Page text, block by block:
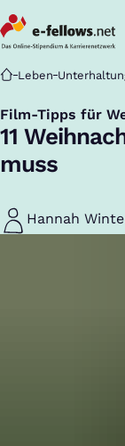
Startseite
Leben
Film-Tipps für
:
11
muss
Hannah